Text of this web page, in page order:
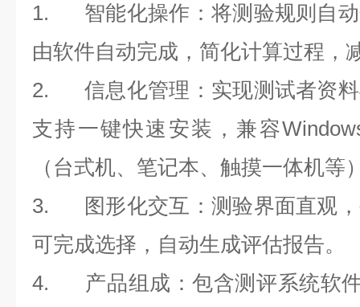
1.
智能化操作 ：将测验规则自
由软件自动完成，简化计算过程，
2.
信息化管理 ：实现测试者资
支持一键快速安装，兼容
（台式机、笔记本、触摸一体机等
3.
图形化交互 ：测验界面直观
可完成选择，自动生成评估报告。
4.
产品组成 ：包含测评系统软